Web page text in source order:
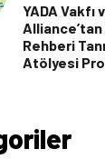
YADA Vakfı
Rehberi
Atölyesi